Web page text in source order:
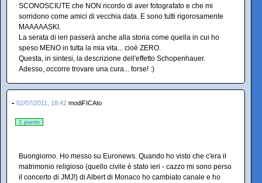
SCONOSCIUTE che NON ricordo di aver fotografato e che mi
sorridono come amici di vecchia data. E sono tutti rigorosamente
MAAAAASKI.
La serata di ieri passerà anche alla storia come quella in cui ho
speso MENO in tutta la mia vita... cioè ZERO.
Questa, in sintesi, la descrizione dell'effetto Schopenhauer.
Adesso, occorre trovare una cura... forse! :)
- 02/07/2011, 18:42 modiFICAto
1 punto
Buongiorno. Ho messo su Euronews. Quando ho visto che c'era il
matrimonio religioso (quello civile è stato ieri - cazzo mi sono perso
il concerto di JMJ!) di Albert di Monaco ho cambiato canale e ho